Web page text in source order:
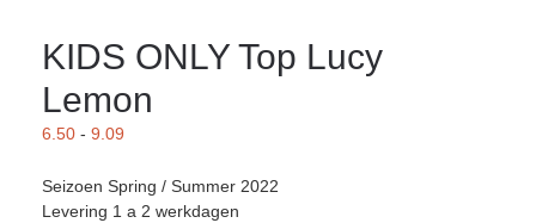
KIDS ONLY Top Lucy
Lemon
6.50 - 9.09
Seizoen Spring / Summer 2022
Levering 1 a 2 werkdagen